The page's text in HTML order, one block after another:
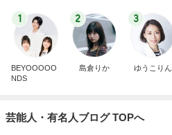
1
BEYOOOOO
NDS
2
島倉りか
3
ゆうこりん
芸能人・有名人ブログ TOPへ